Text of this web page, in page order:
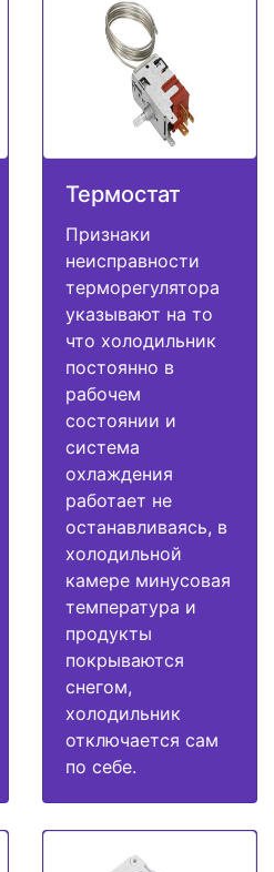
Термостат
Признаки
неисправности
терморегулятора
указывают на то
что холодильник
постоянно в
рабочем
состоянии и
система
охлаждения
работает не
останавливаясь, в
холодильной
камере минусовая
температура и
продукты
покрываются
снегом,
холодильник
отключается сам
по себе.